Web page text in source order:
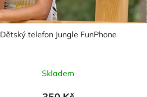
Dětský telefon Jungle FunPhone
hodnocení
produktu
Skladem